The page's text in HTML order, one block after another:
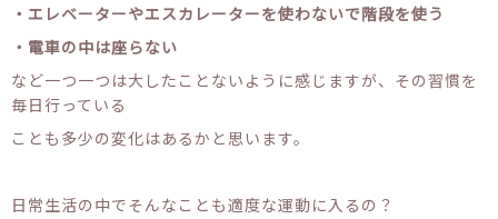
・エレベーターやエスカレーターを使わないで階段を使う
・電車の中は座らない
など一つ一つは大したことないように感じますが、その習慣を
毎日行っている
ことも多少の変化はあるかと思います。
日常生活の中でそんなことも適度な運動に入るの？